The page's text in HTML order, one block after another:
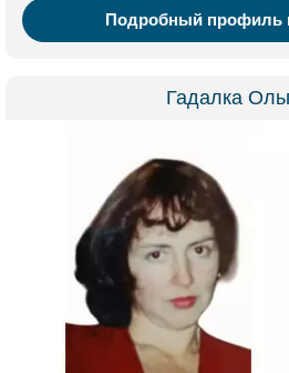
Подробный профиль
Гадалка